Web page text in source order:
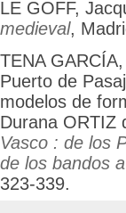
LE GOFF,
medieval,
TENA
Puerto de
modelos de
Durana ORTIZ
Vasco : de los
de los bandos
323-339.